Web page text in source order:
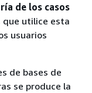
de los casos
que utilice esta
usuarios
de bases de
se produce la